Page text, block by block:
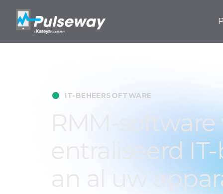
• IT-BEHEERSOFTWARE
RMM-
entraliseerd
an al uw